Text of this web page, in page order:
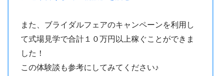
また、ブライダルフェアのキャンペーンを利用し
て式場見学で合計１０万円以上稼ぐことができま
した！
この体験談も参考にしてみてください♪